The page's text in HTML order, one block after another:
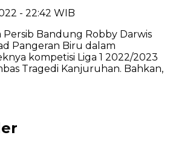
- 22:42 WIB
Persib Bandung Robby Darwis
Pangeran Biru dalam
kompetisi Liga 1 2022/2023
Tragedi Kanjuruhan. Bahkan,